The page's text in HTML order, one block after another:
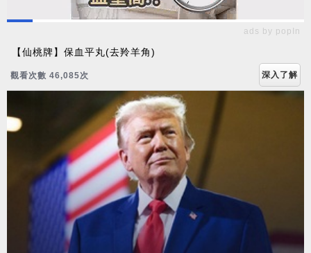
ads by popIn
【仙桃牌】保血平丸(去羚羊角)
觀看次數 46,094次 深入了解